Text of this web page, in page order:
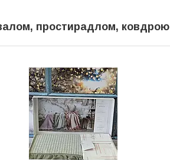
простирадлом, ковдрою